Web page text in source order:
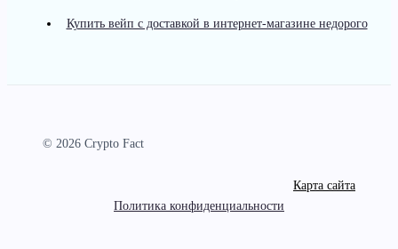
Купить вейп с доставкой в интернет-магазине недорого
© 2026 Crypto Fact
Карта сайта
Политика конфиденциальности